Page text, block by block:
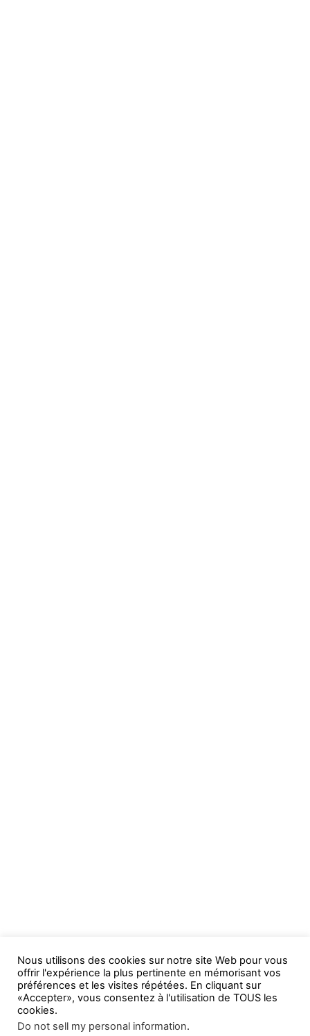
Nous utilisons des cookies sur notre site Web pour vous
offrir l'expérience la plus pertinente en mémorisant vos
préférences et les visites répétées. En cliquant sur
«Accepter», vous consentez à l'utilisation de TOUS les
cookies.
Do not sell my personal information.